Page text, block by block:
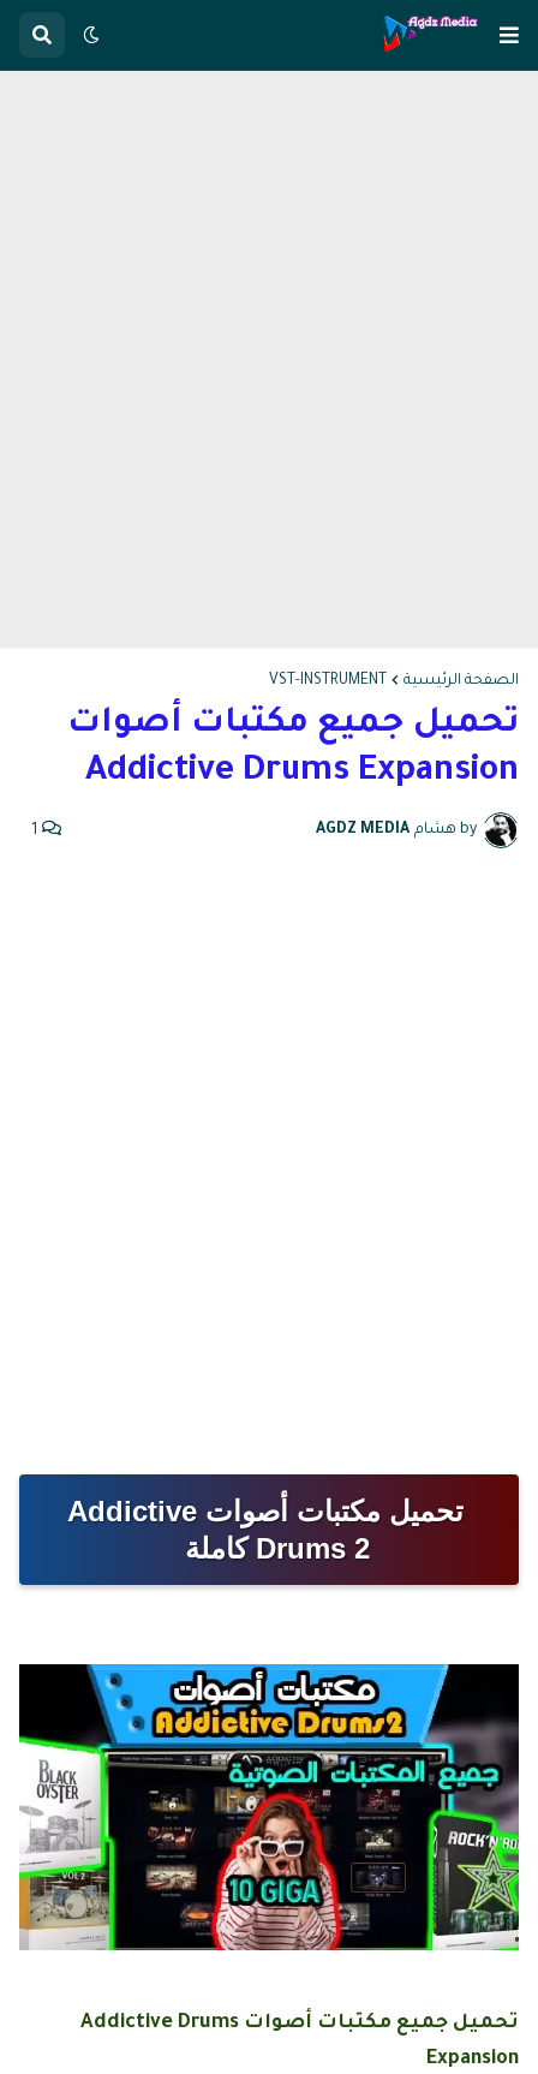
الصفحة الرئيسية VST-INSTRUMENT
تحميل جميع مكتبات أصوات
Addictive Drums Expansion
by هشام AGDZ MEDIA
1
تحميل مكتبات أصوات Addictive
Drums 2 كاملة
تحميل جميع مكتبات أصوات Addictive Drums
Expansion